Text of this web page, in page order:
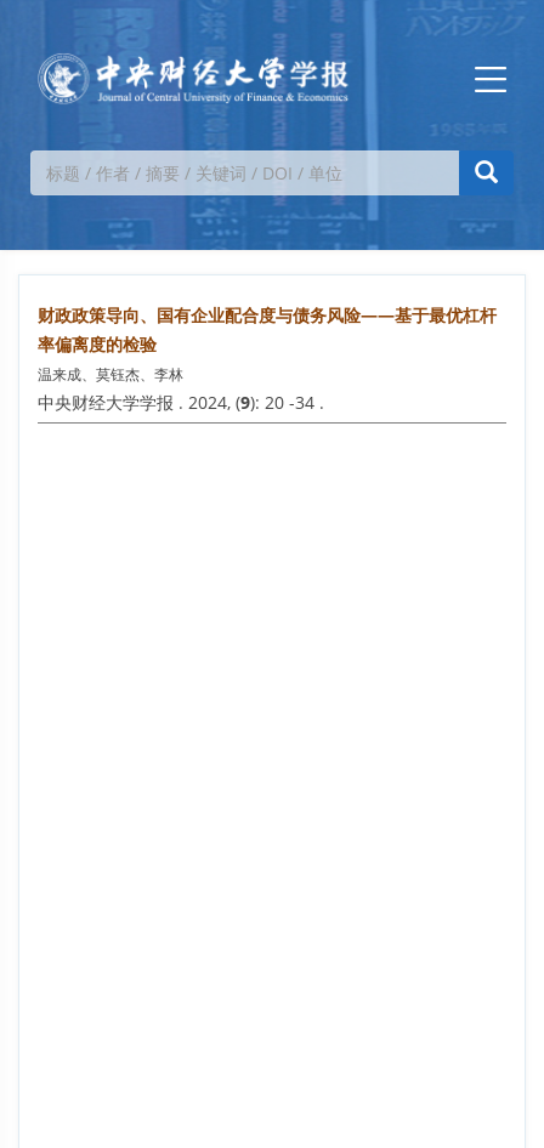
财政政策导向、国有企业配合度与债务风险——基于最优杠杆
率偏离度的检验
温来成、莫钰杰、李林
中央财经大学学报 . 2024, (9): 20 -34 .